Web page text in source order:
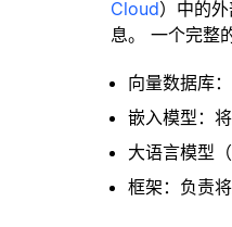
Cloud）中的
息。 一个完整
向量数据库
嵌入模型：
大语言模型
框架：负责